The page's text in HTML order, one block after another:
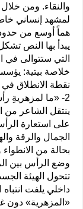
والنقاء. ومن خلال
لمشهد إنساني
هماً أوسع من حدود
يبدأ بها النص
التي ستتوالى في
خلاصة بيتية:
نقطة الانطلاق في
2- «ما لمزهريةِ رأسك منكفئة بين راحتيك؟»
ينتقل الشاعر من
على استعارة
الجمال والرقة
بحالة من الانطواء
وضع الرأس بين
تتحول الهيئة
داخلي يلفت
«المزهرية» دون